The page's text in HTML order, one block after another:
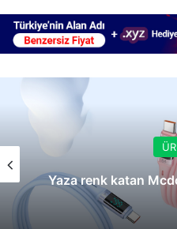
Yaza renk katan